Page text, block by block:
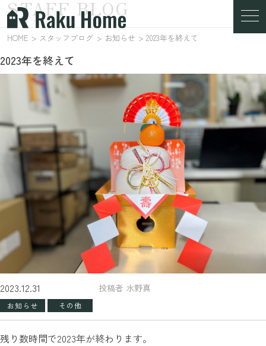
スタッフブログ
STAFF BLOG
HOME スタッフブログ お知らせ 2023年を終えて
2023年を終えて
2023.12.31 投稿者 水野真
お知らせ その他
残り数時間で2023年が終わります。